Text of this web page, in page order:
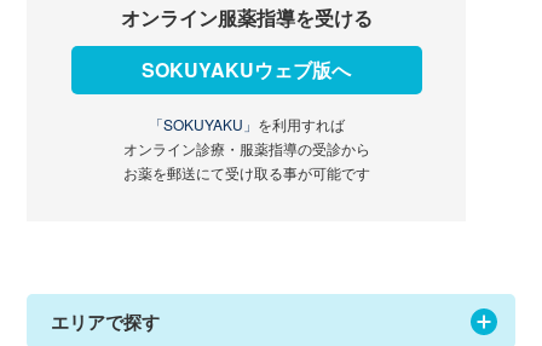
オンライン服薬指導を受ける
SOKUYAKUウェブ版へ
「SOKUYAKU」 を利用すれば
オンライン診療・服薬指導の受診から
お薬を郵送にて受け取る事が可能です
エリアで探す